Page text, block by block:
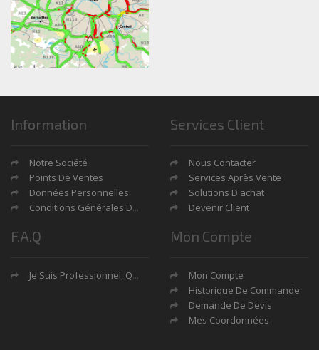
Information
Notre Société
Points De Ventes
Données Personnelles
Conditions Générales De Ventes
Services Client
Nous Contacter
Services Après Vente
Solutions D'achat
Devenir Client
F.A.Q
Je Suis Professionnel, Quels Sont Mes Avantages?
Mon Compte
Mon Compte
Historique De Commande
Demande De Devis
Mes Coordonnées